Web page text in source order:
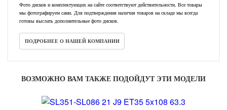
Фото дисков и комплектующих на сайте соответствуют действительности. Все товары
мы фотографируем сами. Для подтверждения наличия товаров на складе мы всегда
готовы выслать дополнительные фото дисков.
ПОДРОБНЕЕ О НАШЕЙ КОМПАНИИ
ВОЗМОЖНО ВАМ ТАКЖЕ ПОДОЙДУТ ЭТИ МОДЕЛИ